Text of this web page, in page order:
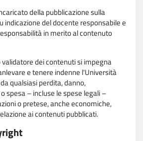
della pubblicazione sulla
indicazione del docente responsabile e
in merito al contenuto
dei contenuti si impegna
e tenere indenne l'Università
qualsiasi perdita, danno,
spesa – incluse le spese legali –
o pretese, anche economiche,
ai contenuti pubblicati.